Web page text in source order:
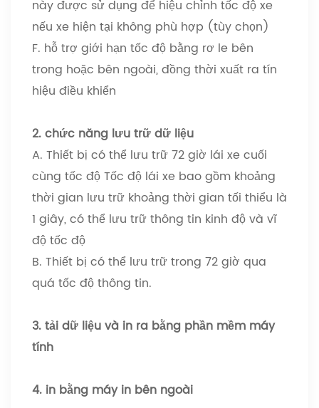
này được sử dụng để hiệu chỉnh tốc độ xe
nếu xe hiện tại không phù hợp (tùy chọn)
F. hỗ trợ giới hạn tốc độ bằng rơ le bên
trong hoặc bên ngoài, đồng thời xuất ra tín
hiệu điều khiển
2. chức năng lưu trữ dữ liệu
A. Thiết bị có thể lưu trữ 72 giờ lái xe cuối
cùng tốc độ Tốc độ lái xe bao gồm khoảng
thời gian lưu trữ khoảng thời gian tối thiểu là
1 giây, có thể lưu trữ thông tin kinh độ và vĩ
độ tốc độ
B. Thiết bị có thể lưu trữ trong 72 giờ qua
quá tốc độ thông tin.
3. tải dữ liệu và in ra bằng phần mềm máy
tính
4. in bằng máy in bên ngoài